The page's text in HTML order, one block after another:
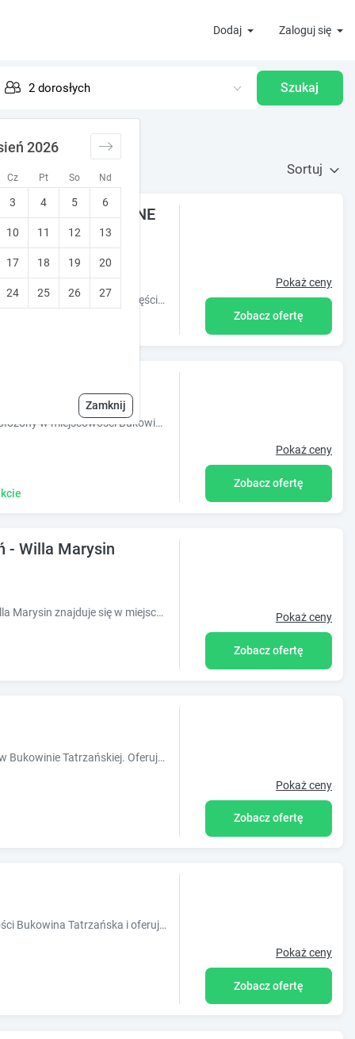
Dodaj Zaloguj się
Cz Pt So Nd
2026
3 4 5 6
10 11 12 13
17 18 19 20
24 25 26 27
Zamknij
Szukaj
Sortuj
- rezerwacja ONLINE
Stworzony dla rodzin
Willa na Olczańskim Wierchu oferuje wypoczynek w cichej i zielonej części Bukowiny Tatrzańskiej z dala od zgiełku.
Pokaż ceny
Zobacz ofertę
Obiekt Apartamenty Schronisko Snów, położony w miejscowości Bukowina Tatrzańska, oferuje dostęp do ogrodu. Odległość ważnych miejsc od obiek
Pokaż ceny
Zobacz ofertę
- Willa Marysin
Obiekt Apartament Górska Przystań - Willa Marysin znajduje się w miejscowości Bukowina Tatrzańska i oferuje bezpłatne Wi-Fi oraz bezpłatny pryw Pokaż ceny
Zobacz ofertę
Obiekt Dom pod Smokami położony jest w Bukowinie Tatrzańskiej. Oferuje on apartamenty z widokiem na góry, bezpłatnym WiFi oraz telewizorem LCD z
Pokaż ceny
Zobacz ofertę
Obiekt U EWY położony jest w miejscowości Bukowina Tatrzańska i oferuje ogród. Odległość ważnych miejsc od obiektu: Termy Bania ? 6,6 km, D
Pokaż ceny
Zobacz ofertę